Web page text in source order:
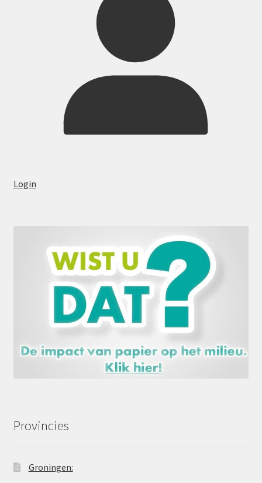
Login
Provincies
Groningen: